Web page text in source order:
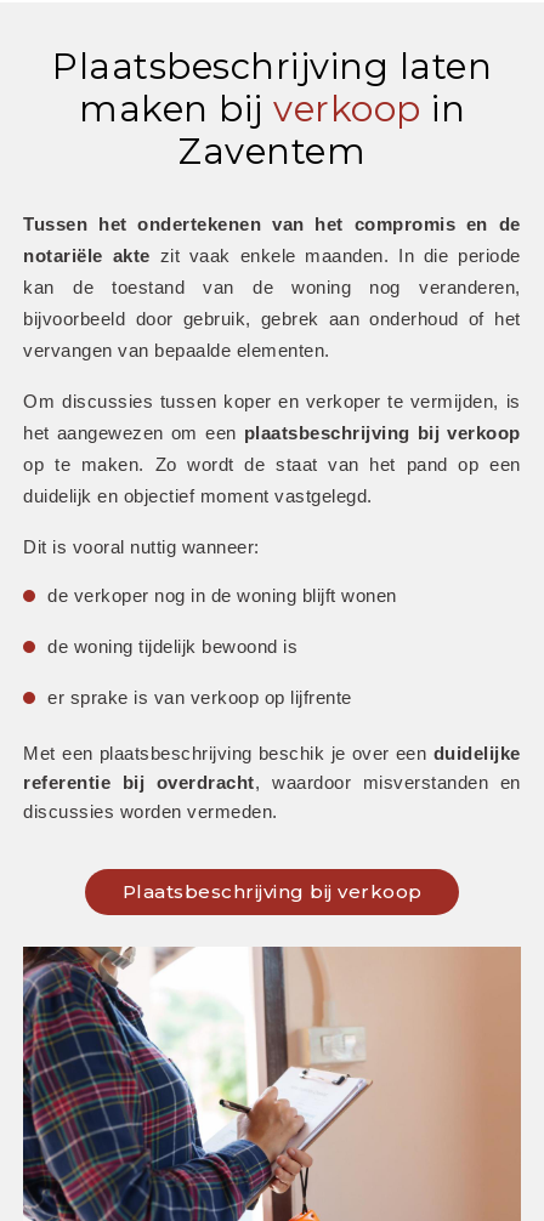
Plaatsbeschrijving laten
maken bij verkoop in
Zaventem
Tussen het ondertekenen van het compromis en de
notariële akte zit vaak enkele maanden. In die periode
kan de toestand van de woning nog veranderen,
bijvoorbeeld door gebruik, gebrek aan onderhoud of het
vervangen van bepaalde elementen.
Om discussies tussen koper en verkoper te vermijden, is
het aangewezen om een plaatsbeschrijving bij verkoop
op te maken. Zo wordt de staat van het pand op een
duidelijk en objectief moment vastgelegd.
Dit is vooral nuttig wanneer:
de verkoper nog in de woning blijft wonen
de woning tijdelijk bewoond is
er sprake is van verkoop op lijfrente
Met een plaatsbeschrijving beschik je over een duidelijke
referentie bij overdracht, waardoor misverstanden en
discussies worden vermeden.
Plaatsbeschrijving bij verkoop